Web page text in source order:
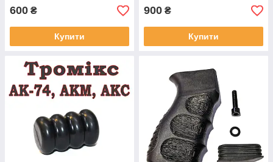
600 ₴
Купити
900 ₴
Купити